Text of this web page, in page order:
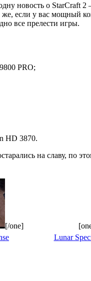
новость о StarCraft
же, если у вас мощный
все прелести игры.
PRO;
HD 3870.
на славу, по
[/one]
Lunar